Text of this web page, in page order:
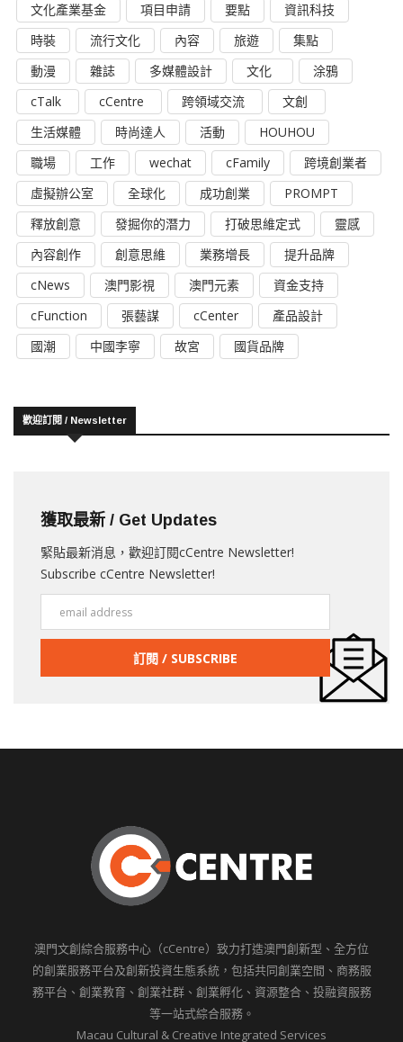
文化產業基金
項目申請 要點
資訊科技
時裝
流行文化 內容 旅遊
集點
動漫
雜誌 多媒體設計 文化
涂鴉
cTalk
cCentre 跨領域交流
文創
生活媒體
時尚達人 活動
HOUHOU
職場
工作 wechat cFamily
跨境創業者
虛擬辦公室
全球化 成功創業
PROMPT
釋放創意
發掘你的潛力 打破思維定式
靈感
內容創作
創意思維 業務增長
提升品牌
cNews
澳門影視 澳門元素
資金支持
cFunction
張藝謀 cCenter
產品設計
國潮
中國李寧 故宮 國貨品牌
歡迎訂閱 / Newsletter
獲取最新 / Get Updates
緊貼最新消息，歡迎訂閱cCentre Newsletter!
Subscribe cCentre Newsletter!
澳門文創綜合服務中心（cCentre）致力打造澳門創新型、全方位
的創業服務平台及創新投資生態系統，包括共同創業空間、商務服
務平台、創業教育、創業社群、創業孵化、資源整合、投融資服務
等一站式綜合服務。
Macau Cultural & Creative Integrated Services